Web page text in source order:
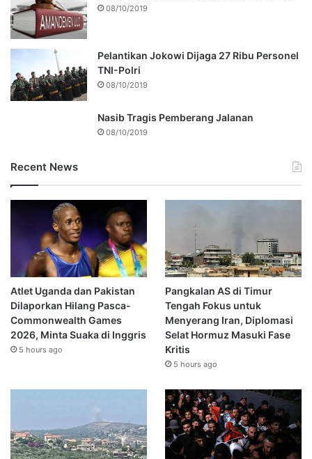
08/10/2019
Pelantikan Jokowi Dijaga 27 Ribu Personel
TNI-Polri
08/10/2019
Nasib Tragis Pemberang Jalanan
08/10/2019
Recent News
Atlet Uganda dan Pakistan
Dilaporkan Hilang Pasca-
Commonwealth Games
2026, Minta Suaka di Inggris
5 hours ago
Pangkalan AS di Timur
Tengah Fokus untuk
Menyerang Iran, Diplomasi
Selat Hormuz Masuki Fase
Kritis
5 hours ago